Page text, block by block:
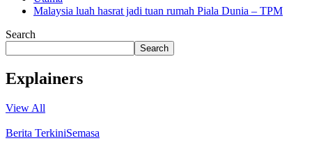
Malaysia luah hasrat jadi tuan rumah Piala Dunia – TPM
Search
Search
Explainers
View All
Berita TerkiniSemasa